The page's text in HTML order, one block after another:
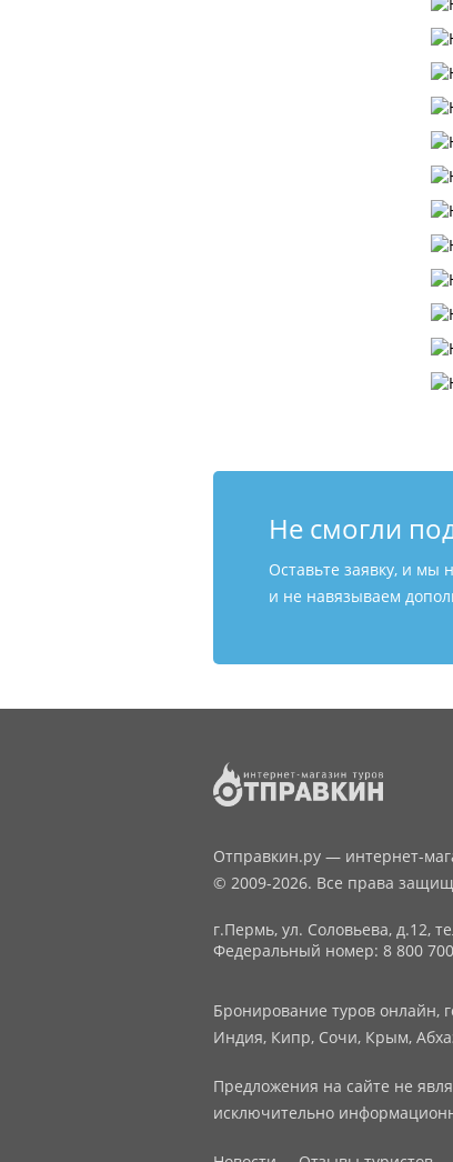
Не смогли
Оставьте заявку, и
и не навязываем
Отправкин.ру — интернет-
© 2009-2026. Все права
г.Пермь, ул. Соловьева, д.12,
Федеральный номер: 8 800
Бронирование туров онлайн,
Индия, Кипр, Сочи, Крым,
Предложения на сайте не
исключительно